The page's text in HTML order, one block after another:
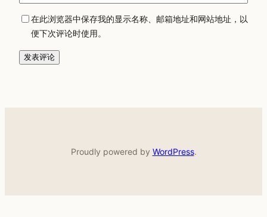
在此浏览器中保存我的显示名称、邮箱地址和网站地址，以
便下次评论时使用。
Proudly powered by WordPress.